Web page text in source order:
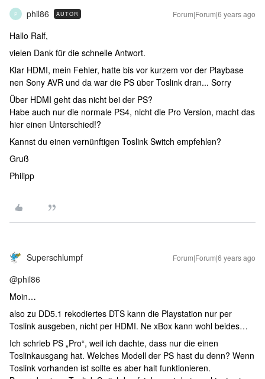
P phil86 AUTOR Forum|Forum|6 years ago
Hallo Ralf,
vielen Dank für die schnelle Antwort.
Klar HDMI, mein Fehler, hatte bis vor kurzem vor der Playbase
nen Sony AVR und da war die PS über Toslink dran... Sorry
Über HDMI geht das nicht bei der PS?
Habe auch nur die normale PS4, nicht die Pro Version, macht das
hier einen Unterschied!?
Kannst du einen vernünftigen Toslink Switch empfehlen?
Gruß
Philipp
Superschlumpf Forum|Forum|6 years ago
@phil86
Moin…
also zu DD5.1 rekodiertes DTS kann die Playstation nur per
Toslink ausgeben, nicht per HDMI. Ne xBox kann wohl beides…
Ich schrieb PS „Pro“, weil ich dachte, dass nur die einen
Toslinkausgang hat. Welches Modell der PS hast du denn? Wenn
Toslink vorhanden ist sollte es aber halt funktionieren.